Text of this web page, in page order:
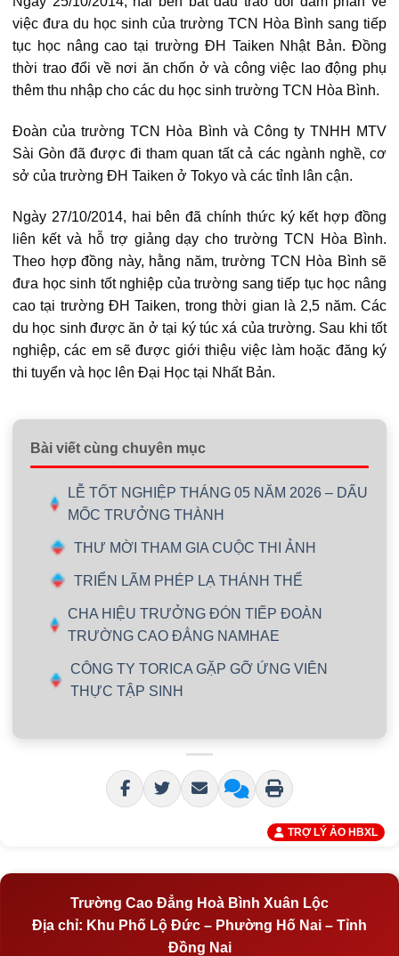
việc đưa du học sinh của trường TCN Hòa Bình sang tiếp
tục học nâng cao tại trường ĐH Taiken Nhật Bản. Đồng
thời trao đổi về nơi ăn chốn ở và công việc lao động phụ
thêm thu nhập cho các du học sinh trường TCN Hòa Bình.
Đoàn của trường TCN Hòa Bình và Công ty TNHH MTV
Sài Gòn đã được đi tham quan tất cả các ngành nghề, cơ
sở của trường ĐH Taiken ở Tokyo và các tỉnh lân cận.
Ngày 27/10/2014, hai bên đã chính thức ký kết hợp đồng
liên kết và hỗ trợ giảng dạy cho trường TCN Hòa Bình.
Theo hợp đồng này, hằng năm, trường TCN Hòa Bình sẽ
đưa học sinh tốt nghiệp của trường sang tiếp tục học nâng
cao tại trường ĐH Taiken, trong thời gian là 2,5 năm. Các
du học sinh được ăn ở tại ký túc xá của trường. Sau khi tốt
nghiệp, các em sẽ được giới thiệu việc làm hoặc đăng ký
thi tuyển và học lên Đại Học tại Nhất Bản.
Bài viết cùng chuyên mục
LỄ TỐT NGHIỆP THÁNG 05 NĂM 2026 – DẤU
MỐC TRƯỞNG THÀNH
THƯ MỜI THAM GIA CUỘC THI ẢNH
TRIỂN LÃM PHÉP LẠ THÁNH THỂ
CHA HIỆU TRƯỞNG ĐÓN TIẾP ĐOÀN
TRƯỜNG CAO ĐẲNG NAMHAE
CÔNG TY TORICA GẶP GỠ ỨNG VIÊN
THỰC TẬP SINH
Trường Cao Đẳng Hoà Bình Xuân Lộc
Địa chỉ: Khu Phố Lộ Đức – Phường Hố Nai – Tỉnh
Đồng Nai
TRỢ LÝ ẢO HBXL